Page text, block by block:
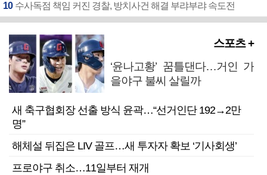
10 수사독점 책임 커진 경찰, 방치사건 해결 부랴부랴 속도전
스포츠 +
‘윤나고황’ 꿈틀댄다…거인 가
을야구 불씨 살릴까
새 축구협회장 선출 방식 윤곽…“선거인단 192→2만
명”
해체설 뒤집은 LIV 골프…새 투자자 확보 ‘기사회생’
프로야구 취소…11일부터 재개